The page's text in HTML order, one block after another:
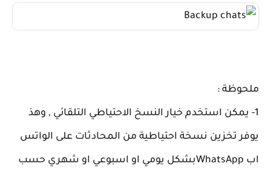
ملحوظة :
1- يمكن استخدم خيار النسخ الاحتياطي التلقائي , وهذ
يوفر تخزين نسخة احتياطية من المحادثات على الواتس
اب WhatsAppبشكل يومي او اسبوعي او شهري حسب